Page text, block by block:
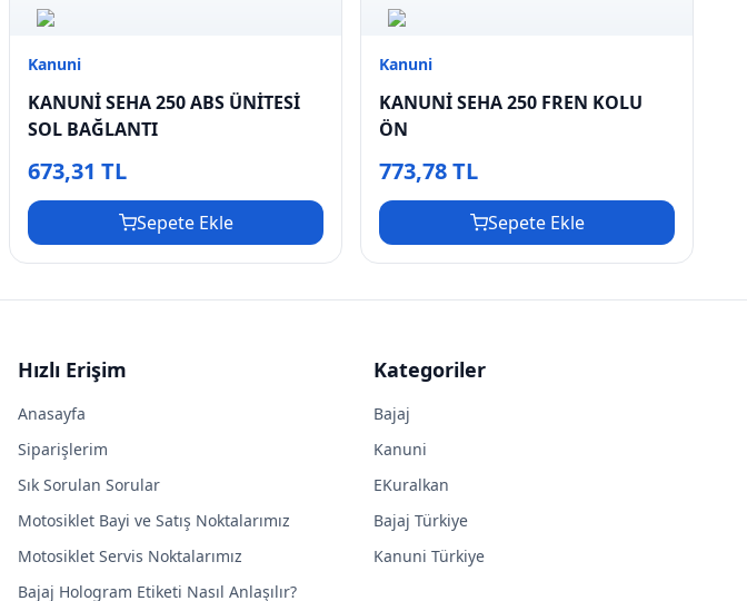
Kanuni
KANUNİ SEHA 250 ABS ÜNİTESİ
SOL BAĞLANTI
673,31 TL
Sepete Ekle
Kanuni
KANUNİ SEHA 250 FREN KOLU
ÖN
773,78 TL
Sepete Ekle
Hızlı Erişim
Anasayfa
Siparişlerim
Sık Sorulan Sorular
Motosiklet Bayi ve Satış Noktalarımız
Motosiklet Servis Noktalarımız
Bajaj Hologram Etiketi Nasıl Anlaşılır?
Kategoriler
Bajaj
Kanuni
EKuralkan
Bajaj Türkiye
Kanuni Türkiye